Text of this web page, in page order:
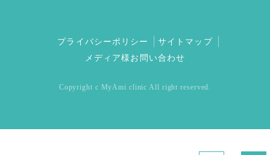
プライバシーポリシー
サイトマップ
メディア様お問い合わせ
Copyright c MyAmi clinic All right reserved.